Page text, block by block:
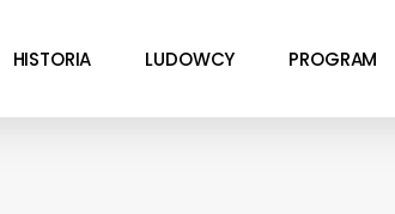
HISTORIA LUDOWCY PROGRAM